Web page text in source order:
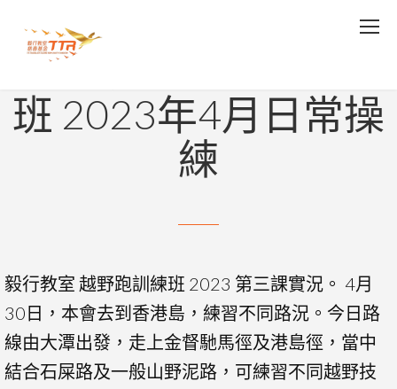
毅行教室 越野跑訓練
班 2023年4月日常操
練
毅行教室 越野跑訓練班 2023 第三課實況。 4月
30日，本會去到香港島，練習不同路況。今日路
線由大潭出發，走上金督馳馬徑及港島徑，當中
結合石屎路及一般山野泥路，可練習不同越野技